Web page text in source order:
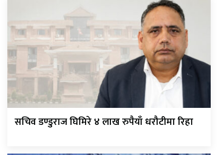
सचिव डण्डुराज घिमिरे ४ लाख रुपैयाँ धरौटीमा रिहा